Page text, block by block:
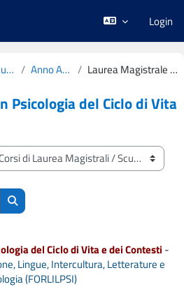
Login
Scuola di Psicologia Anno Accademico 2022-2023 Laurea Magistrale in Psicologia del Ciclo di Vita e dei Contesti
Psicologia del Ciclo di Vita
Cerca corsi
del Ciclo di Vita e dei Contesti -
Lingue, Intercultura, Letterature e
(FORLILPSI)